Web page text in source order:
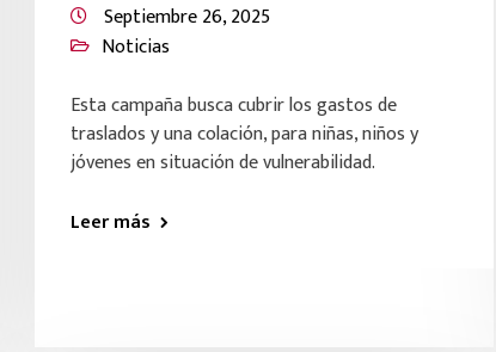
Septiembre 26, 2025
Noticias
Esta campaña busca cubrir los gastos de
traslados y una colación, para niñas, niños y
jóvenes en situación de vulnerabilidad.
Leer más